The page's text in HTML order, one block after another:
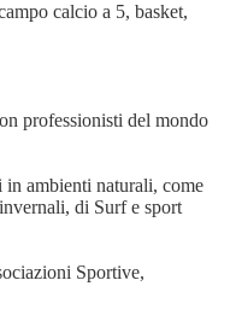
calcio a 5, basket,
professionisti del mondo
ambienti naturali, come
di Surf e sport
Sportive,